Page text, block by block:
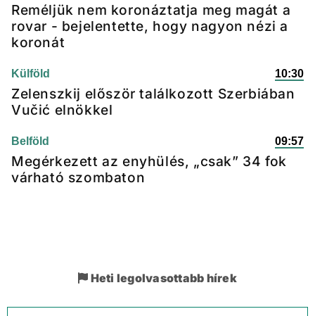
Reméljük nem koronáztatja meg magát a
rovar - bejelentette, hogy nagyon nézi a
koronát
Külföld 10:30
Zelenszkij először találkozott Szerbiában
Vučić elnökkel
Belföld 09:57
Megérkezett az enyhülés, „csak” 34 fok
várható szombaton
Heti legolvasottabb hírek